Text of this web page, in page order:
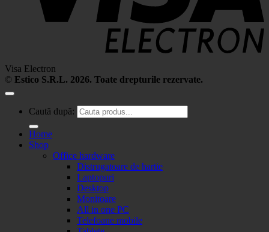
Visa Electron
© Estico S.R.L. 2026. Toate drepturile rezervate.
Caută după:
Home
Shop
Office hardware
Distrugatoare de hartie
Laptopuri
Desktop
Monitoare
All in one PC
Telefoane mobile